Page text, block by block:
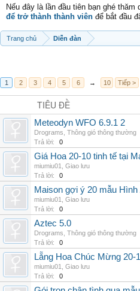
Nếu đây là lần đầu tiên bạn ghé
để trở thành thành viên để bắt đầu
Trang chủ Diễn đàn
1 2 3 4 5 6 → 10 Tiếp >
TIÊU ĐỀ
Meteodyn WFO 6.9.1 2
Drograms Thông gió thông thường
Trả lời:
0
Giá Hoa 20-10 tinh tế tại
miumiu01
Giao lưu
Trả lời:
0
Maison gợi ý 20 mẫu
miumiu01
Giao lưu
Trả lời:
0
Aztec 5.0
Drograms Thông gió thông thường
Trả lời:
0
Lẵng Hoa Chúc Mừng
miumiu01
Giao lưu
Trả lời:
0